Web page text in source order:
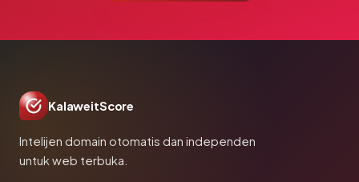
KalaweitScore
Intelijen domain otomatis dan independen
untuk web terbuka.